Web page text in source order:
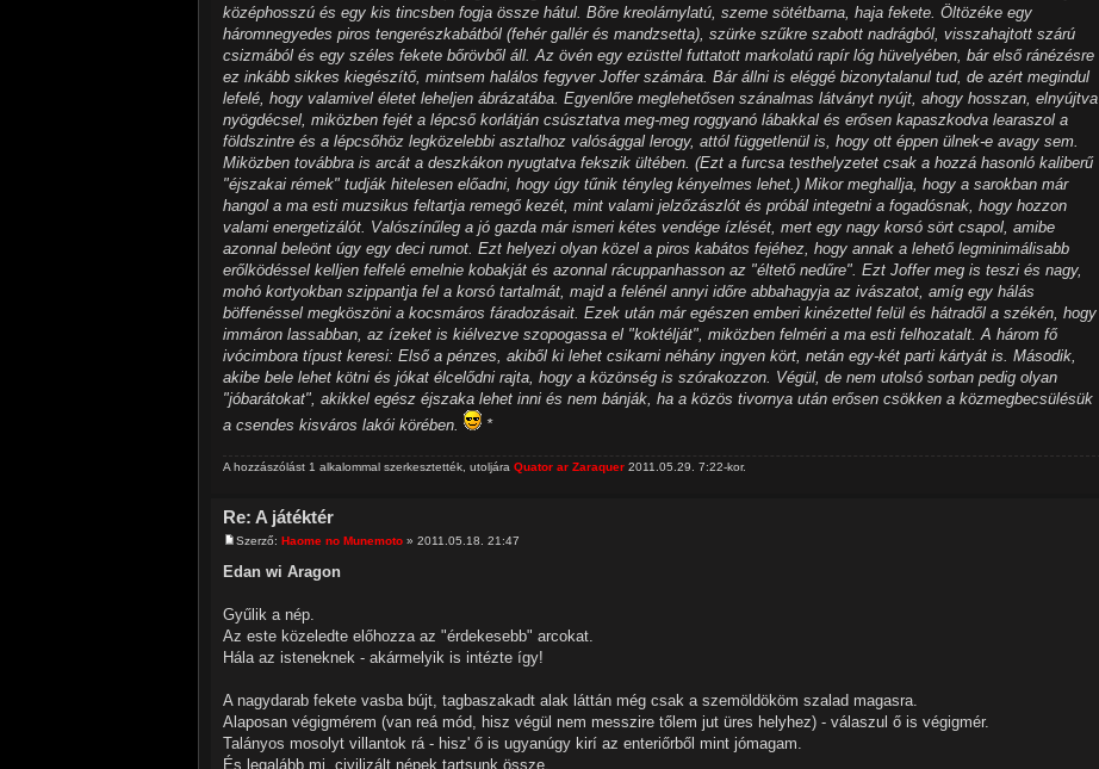
középhosszú és egy kis tincsben fogja össze hátul. Bõre kreolárnylatú, szeme sötétbarna, haja fekete. Öltözéke egy
háromnegyedes piros tengerészkabátból (fehér gallér és mandzsetta), szürke szűkre szabott nadrágból, visszahajtott szárú
csizmából és egy széles fekete bőrövből áll. Az övén egy ezüsttel futtatott markolatú rapír lóg hüvelyében, bár első ránézésre
ez inkább sikkes kiegészítő, mintsem halálos fegyver Joffer számára. Bár állni is eléggé bizonytalanul tud, de azért megindul
lefelé, hogy valamivel életet leheljen ábrázatába. Egyenlőre meglehetősen szánalmas látványt nyújt, ahogy hosszan, elnyújtva
nyögdécsel, miközben fejét a lépcső korlátján csúsztatva meg-meg roggyanó lábakkal és erősen kapaszkodva learaszol a
földszintre és a lépcsőhöz legközelebbi asztalhoz valósággal lerogy, attól függetlenül is, hogy ott éppen ülnek-e avagy sem.
Miközben továbbra is arcát a deszkákon nyugtatva fekszik ültében. (Ezt a furcsa testhelyzetet csak a hozzá hasonló kaliberű
"éjszakai rémek" tudják hitelesen előadni, hogy úgy tűnik tényleg kényelmes lehet.) Mikor meghallja, hogy a sarokban már
hangol a ma esti muzsikus feltartja remegő kezét, mint valami jelzőzászlót és próbál integetni a fogadósnak, hogy hozzon
valami energetizálót. Valószínűleg a jó gazda már ismeri kétes vendége ízlését, mert egy nagy korsó sört csapol, amibe
azonnal beleönt úgy egy deci rumot. Ezt helyezi olyan közel a piros kabátos fejéhez, hogy annak a lehető legminimálisabb
erőlködéssel kelljen felfelé emelnie kobakját és azonnal rácuppanhasson az "éltető nedűre". Ezt Joffer meg is teszi és nagy,
mohó kortyokban szippantja fel a korsó tartalmát, majd a felénél annyi időre abbahagyja az ivászatot, amíg egy hálás
böffenéssel megköszöni a kocsmáros fáradozásait. Ezek után már egészen emberi kinézettel felül és hátradől a székén, hogy
immáron lassabban, az ízeket is kiélvezve szopogassa el "koktélját", miközben felméri a ma esti felhozatalt. A három fő
ivócimbora típust keresi: Első a pénzes, akiből ki lehet csikarni néhány ingyen kört, netán egy-két parti kártyát is. Második,
akibe bele lehet kötni és jókat élcelődni rajta, hogy a közönség is szórakozzon. Végül, de nem utolsó sorban pedig olyan
"jóbarátokat", akikkel egész éjszaka lehet inni és nem bánják, ha a közös tivornya után erősen csökken a közmegbecsülésük
a csendes kisváros lakói körében.
*
A hozzászólást 1 alkalommal szerkesztették, utoljára Quator ar Zaraquer 2011.05.29. 7:22-kor.
Re: A játéktér
Szerző: Haome no Munemoto » 2011.05.18. 21:47
Edan wi Aragon
Gyűlik a nép.
Az este közeledte előhozza az "érdekesebb" arcokat.
Hála az isteneknek - akármelyik is intézte így!
A nagydarab fekete vasba bújt, tagbaszakadt alak láttán még csak a szemöldököm szalad magasra.
Alaposan végigmérem (van reá mód, hisz végül nem messzire tőlem jut üres helyhez) - válaszul ő is végigmér.
Talányos mosolyt villantok rá - hisz' ő is ugyanúgy kirí az enteriőrből mint jómagam.
És legalább mi, civilizált népek tartsunk össze.